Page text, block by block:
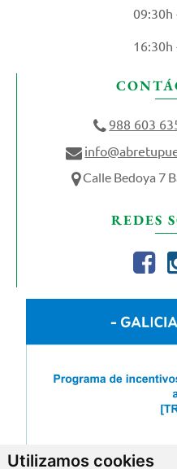
Utilizamos cookies
09:30h
16:30h
988 603
Calle Bedoya 7
REDES